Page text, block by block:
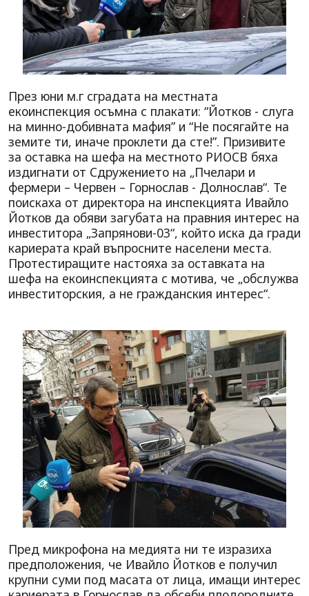
През юни м.г сградата на местната
екоинспекция осъмна с плакати: “Йотков - слуга
на минно-добивната мафия” и “Не посягайте на
земите ти, иначе проклети да сте!”. Призивите
за оставка на шефа на местното РИОСВ бяха
издигнати от Сдружението на „Пчелари и
фермери – Червен – Горнослав - Долнослав“. Те
поискаха от директора на инспекцията Ивайло
Йотков да обяви загубата на правния интерес на
инвеститора „Запрянови-03“, който иска да гради
кариерата край въпросните населени места.
Протестиращите настояха за оставката на
шефа на екоинспекцията с мотива, че „обслужва
инвеститорския, а не гражданския интерес“.
Пред микрофона на медията ни те изразиха
предположения, че Ивайло Йотков е получил
крупни суми под масата от лица, имащи интерес